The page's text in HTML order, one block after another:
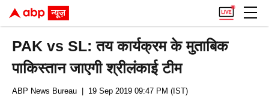
PAK vs SL: तय कार्यक्रम के मुताबिक
पाकिस्तान जाएगी श्रीलंकाई टीम
ABP News Bureau | 19 Sep 2019 09:47 PM (IST)